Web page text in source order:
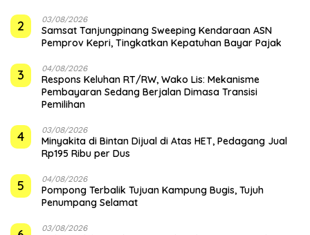
2 03/08/2026
Samsat Tanjungpinang Sweeping Kendaraan ASN
Pemprov Kepri, Tingkatkan Kepatuhan Bayar Pajak
3 04/08/2026
‎Respons Keluhan RT/RW, Wako Lis: Mekanisme
Pembayaran Sedang Berjalan Dimasa Transisi
Pemilihan
4 03/08/2026
Minyakita di Bintan Dijual di Atas HET, Pedagang Jual
Rp195 Ribu per Dus
5 04/08/2026
Pompong Terbalik Tujuan Kampung Bugis, Tujuh
Penumpang Selamat
03/08/2026